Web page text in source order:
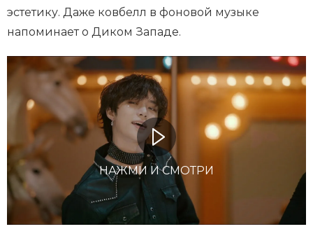
эстетику. Даже ковбелл в фоновой музыке
напоминает о Диком Западе.
НАЖМИ И СМОТРИ